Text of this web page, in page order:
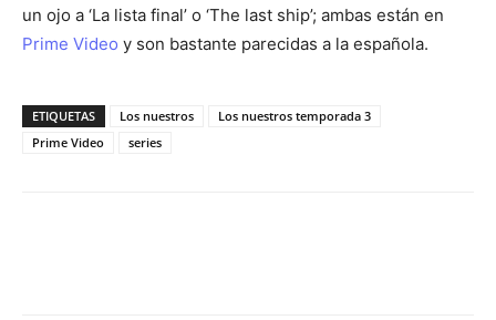
un ojo a ‘La lista final’ o ‘The last ship’; ambas están en
Prime Video y son bastante parecidas a la española.
ETIQUETAS Los nuestros
Los nuestros temporada 3
Prime Video
series